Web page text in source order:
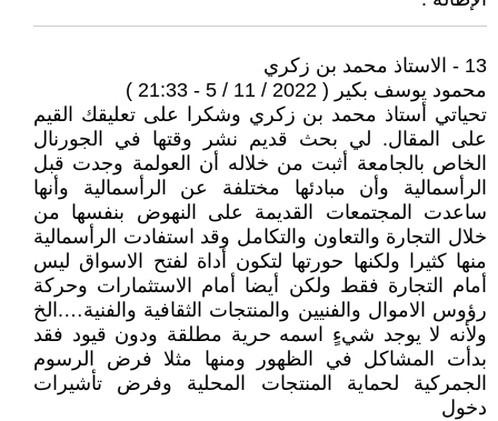
13 - الاستاذ محمد بن زكري
محمود يوسف بكير ( 2022 / 11 / 5 - 21:33 )
تحياتي أستاذ محمد بن زكري وشكرا على تعليقك القيم
على المقال. لي بحث قديم نشر وقتها في الجورنال
الخاص بالجامعة أثبت من خلاله أن العولمة وجدت قبل
الرأسمالية وأن مبادئها مختلفة عن الرأسمالية وأنها
ساعدت المجتمعات القديمة على النهوض بنفسها من
خلال التجارة والتعاون والتكامل وقد استفادت الرأسمالية
منها كثيرا ولكنها حورتها لتكون أداة لفتح الاسواق ليس
أمام التجارة فقط ولكن أيضا أمام الاستثمارات وحركة
رؤوس الاموال والفنيين والمنتجات الثقافية والفنية….الخ
ولأنه لا يوجد شيءٍ اسمه حرية مطلقة ودون قيود فقد
بدأت المشاكل في الظهور ومنها مثلا فرض الرسوم
الجمركية لحماية المنتجات المحلية وفرض تأشيرات
دخول